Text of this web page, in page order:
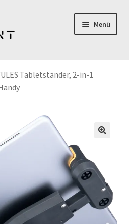
Menü
Tabletständer, 2-in-1